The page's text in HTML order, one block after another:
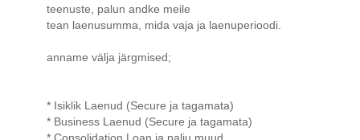
teenuste, palun andke meile
tean laenusumma, mida vaja ja laenuperioodi.
anname välja järgmised;
* Isiklik Laenud (Secure ja tagamata)
* Business Laenud (Secure ja tagamata)
* Consolidation Loan ja palju muud.